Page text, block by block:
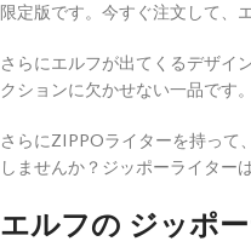
限定版です。今すぐ注文して、
さらにエルフが出てくるデザイ
クションに欠かせない一品です。
さらにZIPPOライターを持って
しませんか？ジッポーライター
エルフの ジッポ